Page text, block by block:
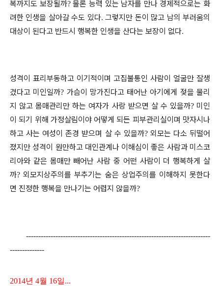
복까지도 보장될까?물론 능력 있는 남자를 만나 경제적으로는 화
려한 인생을 살아갈 수도 있다.그렇지만 돈이 많고 남의 부러움의
대상이 된다고 반드시 행복한 인생을 산다는 보장이 없다.
성격이 표리부동하고 이기적이며 고집불통인 사람이 얼굴만 잘생
겼다고 미인일까? 가슴이 망가진다고 태어난 아기에게 젖을 물리
지 않고 몸매관리만 하는 여자가 사랑 받으면 살 수 있을까? 미인
이 되기 위해 가정살림이야 어떻게 되든 피부관리실이며 맛자시나
하고 사는 여성이 존경 받으며 살 수 있을까? 외모는 다소 뒤떨어
졌지만 성격이 원만하고 대인관계나 이해심이 좋은 사람과 미스코
리아와 같은 몸매만 빼어난 사람 중 어떤 사람이 더 행복하게 살
까?외모지상주의를 부추기는 숨은 상업주의를 이해하지 못한다
면 진정한 행복을 만나기는 어렵지 않을까?
---------------------------------------------------------------------------
--------------
2014년 4월 16일...